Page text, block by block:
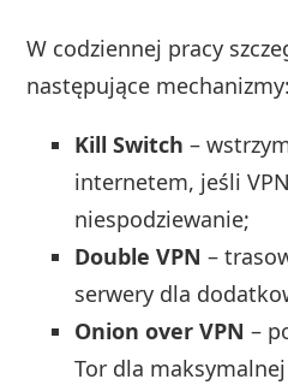
W codziennej pracy
następujące mechanizmy:
Kill Switch –
internetem, jeśli
niespodziewanie;
Double VPN –
serwery dla
Onion over VPN –
Tor dla